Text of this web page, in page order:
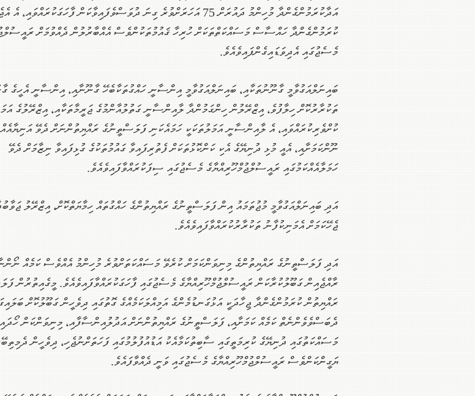
އަދާކުރަމުންގެންދާ މުހިންމު ދައުރަށް 75 އަހަރަށްވުރެ ގިނަ ދުވަސްވެފައިވާކަން
ކުރަމުންގެންދާ ހައްސާސް މަސައްކަތްތަކަށް ހުރިހާ ޤައުމުތަކުންވެސް އެއްބާރުލުން ދެއްވުމަށް
މެސެޖުގައި އެދިވަޑައިގެންފައިވެއެވެ.
ބައިނަލްއަގުވާމީ ގާނޫނުތަކާއި، ބައިނަލްއަގުވާމީ އިންސާނީ ހައްގުތަކާބެހޭ ގާނޫނާއި، އިންސާނީ އެހީގެ
ތަކުރާރުކޮށް ހިލާފުވެ، އިޒްރޭލުން ހިންގަމުންދާ ލާއިންސާނީ ގަތުލުއާންމުގެ ޖަރީމާތަކާއި، އިޒްރޭލުގެ
ކުށްވެރިކުރައްވައި، އެ ލާއިންސާނީ އަމަލުތަކަކީ ހަމައެކަނި ފަލަސްތީނުގެ ރައްޔިތުންނަށް ދެވޭ އަނިޔާއެއް
ނޫންކަމަށާއި، އެއީ މުޅި ދުނިޔޭގެ އެކި ކަންކޮޅުތަކަށް ފެތުރިފައިވާ ގައުމުތަކުގެ ގުޅިފައިވާ ނިޒާމަށް ދެވޭ
ހަމަލާއެއްކަމުގައި ރައީސުލްޖުމްހޫރިއްޔާގެ މެސެޖުގައި ސިފަކުރައްވާފައިވެއެވެ.
އަދި ބައިނަލްއަގުވާމީ މުޖުތަމައު އިން ފަލަސްތީނުގެ ރައްޔިތުންގެ ހައްގުތައް ހިމާޔަތްކޮށް، އިޒްރޭލު
ޖެހޭކަމަށް އެމަނިކުފާނު ތަކުރާރުކުރައްވާފައިވެއެވެ.
އަދި ފަލަސްތީނުގެ ރައްޔިތުންގެ މިނިވަންކަމަށް ކުރެވޭ މަސައްކަތަށްވުރެ މުހިންމު އެއްވެސް ކަމެއް
ރާއްޖެއިން ގަބޫލުކުރާކަން ރައީސުލްޖުމްހޫރިއްޔާގެ މެސެޖުގައި ފާހަގަކުރައްވާފައިވެއެވެ. މީގެއިތުރުން
ރައްޔިތުން ކުރަމުންގެންދާ ޖިހާދަކީ އަޅުގަނޑުމެންގެ އަމިއްލަކަމެއްގެ ގޮތުގައި ދިވެހީން ގަބޫލުކޮށް
ދެބަސްވެވެންނެތް ކަމެއް ކަމަށާއި، ފަލަސްތީނުގެ ރައްޔިތުންނަށް އަދުލުއިންސާފާއި، މިނިވަންކަން
މަސައްކަތުގައި ދުނިޔޭގެ ކުރިމަތީގައި ސާބިތުކަމާއެކު އަޑުއުފުލުމުގައި ފަހަތަށްނުޖެހި، ދިވެހީން
ޔަގީންކަންވެސް ރައީސުލްޖުމްހޫރިއްޔާގެ މެސެޖުގައި ވަނީ ދެއްވާފައެވެ.